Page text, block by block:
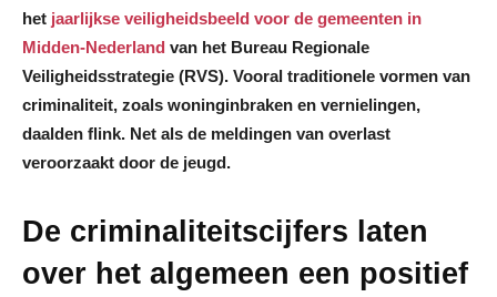
het jaarlijkse veiligheidsbeeld voor de gemeenten in
Midden-Nederland van het Bureau Regionale
Veiligheidsstrategie (RVS). Vooral traditionele vormen van
criminaliteit, zoals woninginbraken en vernielingen,
daalden flink. Net als de meldingen van overlast
veroorzaakt door de jeugd.
De criminaliteitscijfers laten
over het algemeen een positief